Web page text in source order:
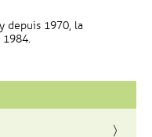
depuis 1970, la